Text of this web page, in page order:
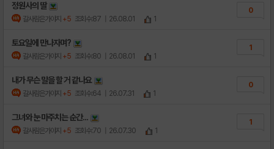
정원사의 딸
갈사람은가야지 +5 조회수:87 | 26.08.01 1
0
토요일에 만나자며?
갈사람은가야지 +5 조회수:80 | 26.08.01 1
1
내가 무슨 말을 할 거 같나요
갈사람은가야지 +5 조회수:64 | 26.07.31 1
0
그녀와 눈 마주치는 순간...
갈사람은가야지 +5 조회수:70 | 26.07.30 1
1